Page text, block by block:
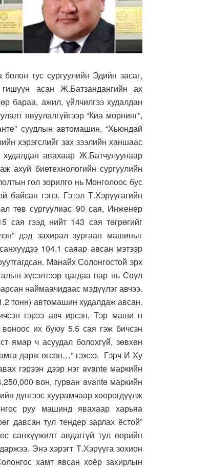
тус сургуулийн Эдийн засаг,
асан Ж.Батзандангийн ах
бараа, ажил, үйлчилгээ худалдан
явуулалгүйгээр “Киа морнинг”,
суудлын автомашин, “Хьюндай
хэрэгслийг зах зээлийн ханшаас
авахаар Ж.Батчулуунаар
ахуй биетехнологийн сургуулийн
гол зорилго нь Монголоос бус
байсан гэнэ. Гэтэл Т.Хэрүүгагийн
төв сургуулиас 90 сая, Инженер
сая гээд нийт 143 сая төгрөгийг
дэд захирал зургаан машиныг
104,1 саяар авсан мэтээр
Манайх Солонгостой эрх
хүсэлтээр цагдаа нар нь Сөүл
наймаачидаас мэдүүлэг авчээ.
тонн) автомашин худалдаж авсан.
гэрээ авч ирсэн, Тэр маши н
воноос их буюу 5.5 сая гэж бичсэн
ямар ч асуудал болохгүй, зөвхөн
дарж өгсөн…” гэжээ. Гэрч И Ху
гэрээн дээр нэг avante маркийн
вон, гурван avante маркийн
дүнгээс хуурамчаар хөөрөгдүүлж
руу машинд явахаар харьяа
давсан тул тендер зарлах ёстой”
санхүүжилт авдаггүй тул өөрийн
Энэ хэрэгт Т.Хэрүүга зохион
хамт явсан хоёр захирлын